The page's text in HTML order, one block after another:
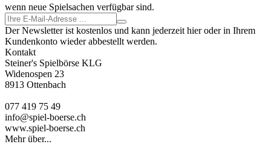
wenn neue Spielsachen verfügbar sind.
Der Newsletter ist kostenlos und kann jederzeit hier oder in Ihrem
Kundenkonto wieder abbestellt werden.
Kontakt
Steiner's Spielbörse KLG
Widenospen 23
8913 Ottenbach
077 419 75 49
info@spiel-boerse.ch
www.spiel-boerse.ch
Mehr über...